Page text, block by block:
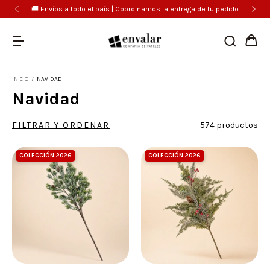
🚚 Envíos a todo el país | Coordinamos la entrega de tu pedido
INICIO / NAVIDAD
Navidad
FILTRAR Y ORDENAR 574 productos
COLECCIÓN 2026 COLECCIÓN 2026